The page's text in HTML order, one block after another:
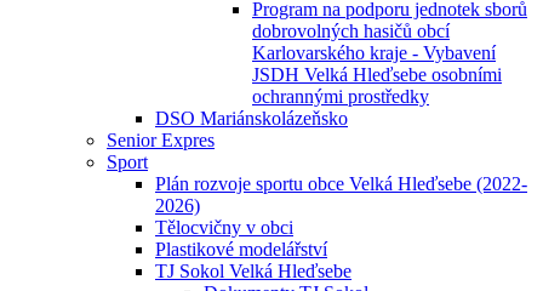
Program na podporu jednotek sborů
dobrovolných hasičů obcí
Karlovarského kraje - Vybavení
JSDH Velká Hleďsebe osobními
ochrannými prostředky
DSO Mariánskolázeňsko
Senior Expres
Sport
Plán rozvoje sportu obce Velká Hleďsebe (2022-
2026)
Tělocvičny v obci
Plastikové modelářství
TJ Sokol Velká Hleďsebe